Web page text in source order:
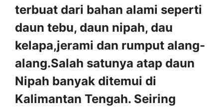
terbuat dari bahan alami seperti
daun tebu, daun nipah, dau
kelapa,jerami dan rumput alang-
alang.Salah satunya atap daun
Nipah banyak ditemui di
Kalimantan Tengah. Seiring